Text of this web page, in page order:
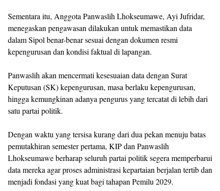
Sementara itu, Anggota Panwaslih Lhokseumawe, Ayi Jufridar,
menegaskan pengawasan dilakukan untuk memastikan data
dalam Sipol benar-benar sesuai dengan dokumen resmi
kepengurusan dan kondisi faktual di lapangan.
Panwaslih akan mencermati kesesuaian data dengan Surat
Keputusan (SK) kepengurusan, masa berlaku kepengurusan,
hingga kemungkinan adanya pengurus yang tercatat di lebih dari
satu partai politik.
Dengan waktu yang tersisa kurang dari dua pekan menuju batas
pemutakhiran semester pertama, KIP dan Panwaslih
Lhokseumawe berharap seluruh partai politik segera memperbarui
data mereka agar proses administrasi kepartaian berjalan tertib dan
menjadi fondasi yang kuat bagi tahapan Pemilu 2029.